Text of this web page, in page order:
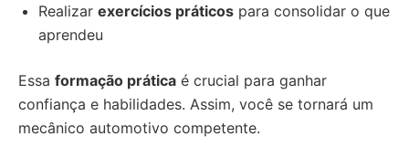
Realizar exercícios práticos para consolidar o que
aprendeu
Essa formação prática é crucial para ganhar
confiança e habilidades. Assim, você se tornará um
mecânico automotivo competente.